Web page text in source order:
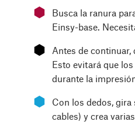
⬢
Busca la ranura
Einsy-base.
⬢
Antes de
Esto evitará que
durante la
⬢
Con los dedos, gira
cables) y crea